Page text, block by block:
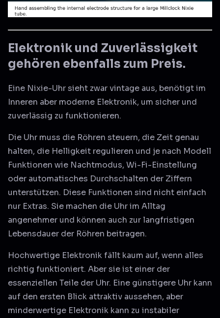
Elektronik und Zuverlässigkeit
gehören ebenfalls zum Preis.
Eine Nixie-Uhr sieht zwar vintage aus, benötigt im
Inneren aber moderne Elektronik, um sicher und
zuverlässig zu funktionieren.
Die Uhr muss die Röhren steuern, die Zeit genau
halten, die Helligkeit regulieren und je nach Modell
Funktionen wie Nachtmodus, Wi-Fi-Einstellung
oder automatisches Durchschalten der Ziffern
unterstützen. Diese Funktionen sind nicht einfach
nur Extras. Sie machen die Uhr im Alltag
angenehmer und können auch zur langfristigen
Lebensdauer der Röhren beitragen.
Hochwertige Elektronik fällt kaum auf, wenn alles
richtig funktioniert. Aber sie ist einer der
essenziellen Teile der Uhr. Eine günstigere Uhr kann
auf den ersten Blick attraktiv aussehen, aber
minderwertige Elektronik kann zu instabiler